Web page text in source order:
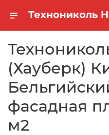
(Хауберк)
фасадная
м2